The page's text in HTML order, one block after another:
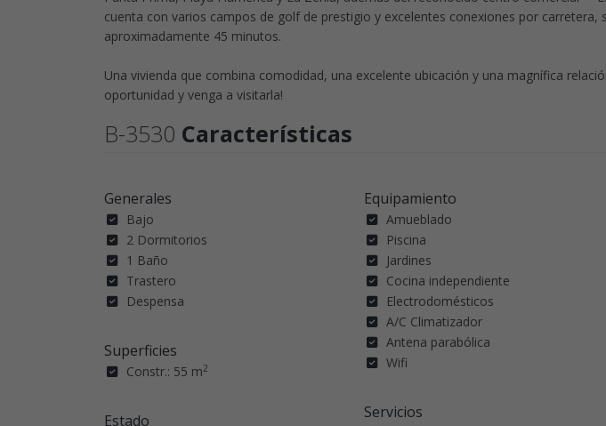
cuenta con varios campos de golf de prestigio y excelentes conexiones por carretera,
aproximadamente 45 minutos.
Una vivienda que combina comodidad, una excelente ubicación y una magnífica
oportunidad y venga a visitarla!
B-3530 Características
Generales
Bajo
2 Dormitorios
1 Baño
Trastero
Despensa
Superficies
Constr.: 55 m2
Estado
Equipamiento
Amueblado
Piscina
Jardines
Cocina independiente
Electrodomésticos
A/C Climatizador
Antena parabólica
Wifi
Servicios